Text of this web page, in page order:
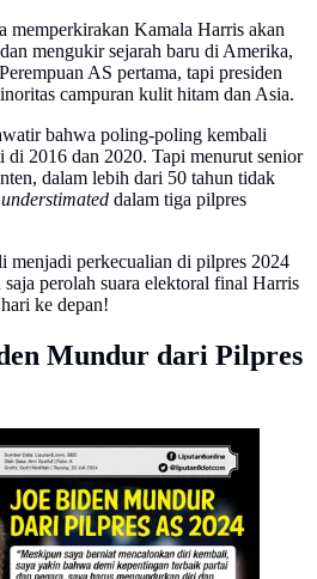
memperkirakan Kamala Harris akan
mengukir sejarah baru di Amerika,
AS pertama, tapi presiden
campuran kulit hitam dan Asia.
bahwa poling-poling kembali
di 2016 dan 2020. Tapi menurut senior
dalam lebih dari 50 tahun tidak
understimated dalam tiga pilpres
perkecualian di pilpres 2024
perolah suara elektoral final Harris
ke depan!
Mundur dari Pilpres
dari Pilpres AS 2024.